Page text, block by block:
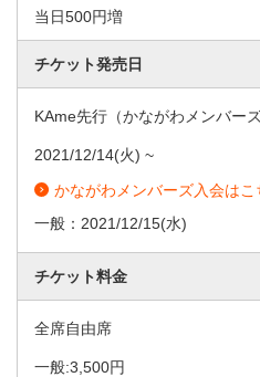
当日500円増
チケット発売日
KAme先行（かながわメンバー
2021/12/14(火) ~
かながわメンバーズ入会はこ
一般： 2021/12/15(水)
チケット料金
全席自由席
一般:3,500円